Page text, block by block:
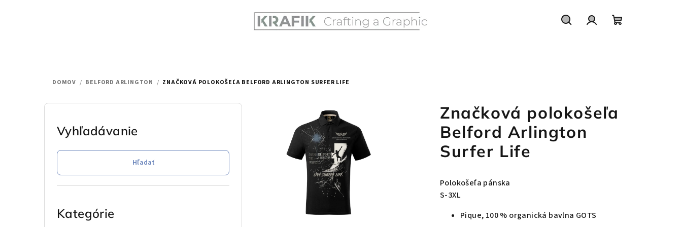
DOMOV / BELFORD ARLINGTON / ZNAČKOVÁ POLOKOŠEĽA BELFORD ARLINGTON SURFER LIFE
B
Vyhľadávanie
Hľadať
Kategórie
Značková polokošeľa
Belford Arlington
Surfer Life
Polokošeľa pánska
S-3XL
Pique, 100 % organická bavlna GOTS